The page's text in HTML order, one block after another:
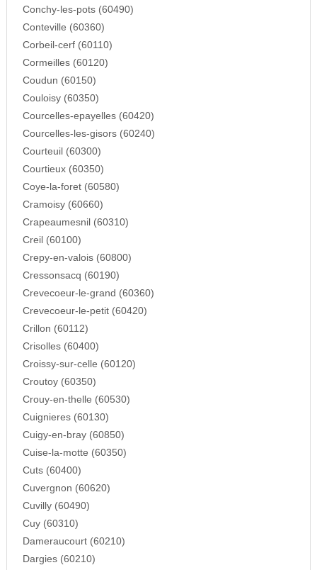
Conchy-les-pots (60490)
Conteville (60360)
Corbeil-cerf (60110)
Cormeilles (60120)
Coudun (60150)
Couloisy (60350)
Courcelles-epayelles (60420)
Courcelles-les-gisors (60240)
Courteuil (60300)
Courtieux (60350)
Coye-la-foret (60580)
Cramoisy (60660)
Crapeaumesnil (60310)
Creil (60100)
Crepy-en-valois (60800)
Cressonsacq (60190)
Crevecoeur-le-grand (60360)
Crevecoeur-le-petit (60420)
Crillon (60112)
Crisolles (60400)
Croissy-sur-celle (60120)
Croutoy (60350)
Crouy-en-thelle (60530)
Cuignieres (60130)
Cuigy-en-bray (60850)
Cuise-la-motte (60350)
Cuts (60400)
Cuvergnon (60620)
Cuvilly (60490)
Cuy (60310)
Dameraucourt (60210)
Dargies (60210)